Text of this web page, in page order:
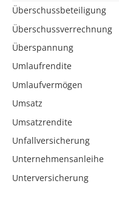
Überschussbeteiligung
Überschussverrechnung
Überspannung
Umlaufrendite
Umlaufvermögen
Umsatz
Umsatzrendite
Unfallversicherung
Unternehmensanleihe
Unterversicherung